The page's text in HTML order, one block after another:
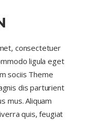
consectetuer
ligula eget
sociis Theme
dis parturient
mus. Aliquam
quis, feugiat